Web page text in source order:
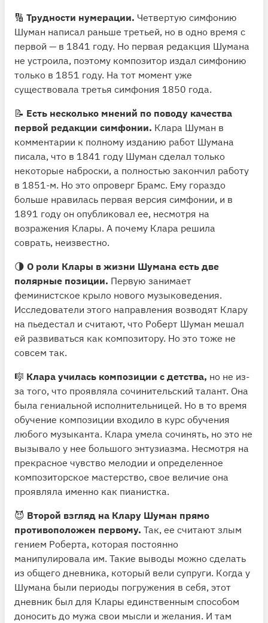
🔢 Трудности нумерации. Четвертую симфонию
Шуман написал раньше третьей, но в одно время с
первой — в 1841 году. Но первая редакция Шумана
не устроила, поэтому композитор издал симфонию
только в 1851 году. На тот момент уже
существовала третья симфония 1850 года.
📝 Есть несколько мнений по поводу качества
первой редакции симфонии. Клара Шуман в
комментарии к полному изданию работ Шумана
писала, что в 1841 году Шуман сделал только
некоторые наброски, а полностью закончил работу
в 1851-м. Но это опроверг Брамс. Ему гораздо
больше нравилась первая версия симфонии, и в
1891 году он опубликовал ее, несмотря на
возражения Клары. А почему Клара решила
соврать, неизвестно.
🌗 О роли Клары в жизни Шумана есть две
полярные позиции. Первую занимает
феминистское крыло нового музыковедения.
Исследователи этого направления возводят Клару
на пьедестал и считают, что Роберт Шуман мешал
ей развиваться как композитору. Но это тоже не
совсем так.
🎼 Клара училась композиции с детства, но не из-
за того, что проявляла сочинительский талант. Она
была гениальной исполнительницей. Но в то время
обучение композиции входило в курс обучения
любого музыканта. Клара умела сочинять, но это не
вызывало у нее большого энтузиазма. Несмотря на
прекрасное чувство мелодии и определенное
композиторское мастерство, свое величие она
проявляла именно как пианистка.
😈 Второй взгляд на Клару Шуман прямо
противоположен первому. Так, ее считают злым
гением Роберта, которая постоянно
манипулировала им. Такие выводы можно сделать
из общего дневника, который вели супруги. Когда у
Шумана были периоды погружения в себя, этот
дневник был для Клары единственным способом
доносить до мужа свои мысли и желания. И там